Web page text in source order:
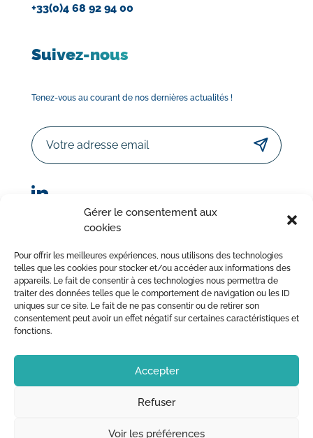
Gérer le consentement aux
cookies
Pour offrir les meilleures expériences, nous utilisons des technologies
telles que les cookies pour stocker et/ou accéder aux informations des
appareils. Le fait de consentir à ces technologies nous permettra de
traiter des données telles que le comportement de navigation ou les ID
uniques sur ce site. Le fait de ne pas consentir ou de retirer son
consentement peut avoir un effet négatif sur certaines caractéristiques et
fonctions.
Accepter
Refuser
Voir les préférences
+33(0)4 68 92 94 00
Suivez-nous
Tenez-vous au courant de nos dernières actualités !
Email
© Sorodist 2023 – Tous droits réservés | Réalisation :
AttrapTemps|Mentions légales|Politique de confidentialité
|Conditions Générales de Vente